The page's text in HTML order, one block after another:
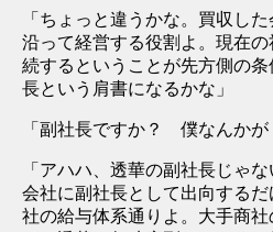
「ちょっと違うかな。買収し
沿って経営する役割よ。現在
続するということが先方側の
長という肩書になるかな」
「副社長ですか？ 僕なんかが
「アハハ、透華の副社長じゃ
会社に副社長として出向する
社の給与体系通りよ。大手商